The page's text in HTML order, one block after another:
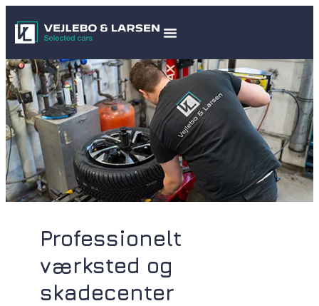
Professionelt
værksted og
skadecenter